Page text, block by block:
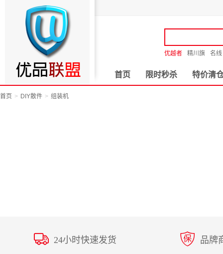
优越者 精川旗 名线
首页 限时秒杀 特价清
首页 DIY散件 组装机
24小时快速发货 品牌